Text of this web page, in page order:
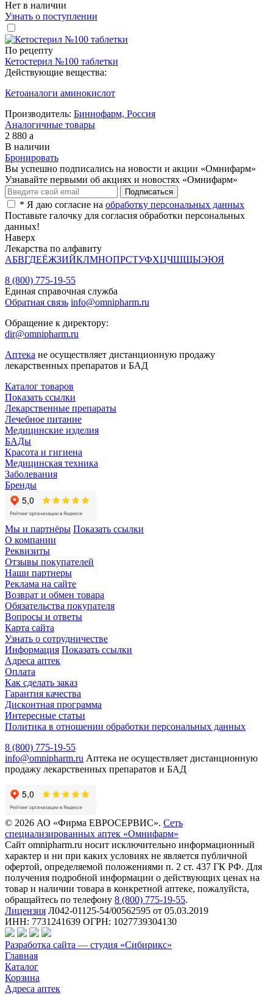
Нет в наличии
Узнать о поступлении
По рецепту
Кетостерил №100 таблетки
Действующие вещества:
Кетоаналоги аминокислот
Производитель: Биннофарм, Россия
Аналогичные товары
2 880 a
В наличии
Бронировать
Вы успешно подписались на новости и акции «Омнифарм»
Узнавайте первыми об акциях и новостях «Омнифарм»
* Я даю согласие на обработку персональных данных
Поставьте галочку для согласия обработки персональных
данных!
Наверх
Лекарства по алфавиту
АБВГДЕЁЖЗИЙКЛМНОПРСТУФХЦЧШЩЫЭЮЯ
8 (800) 775-19-55
Единая справочная служба
Обратная связь info@omnipharm.ru
Обращение к директору:
dir@omnipharm.ru
Аптека не осуществляет дистанционную продажу
лекарственных препаратов и БАД
Каталог товаров
Показать ссылки
Лекарственные препараты
Лечебное питание
Медицинские изделия
БАДы
Красота и гигиена
Медицинская техника
Заболевания
Бренды
Мы и партнёры Показать ссылки
О компании
Реквизиты
Отзывы покупателей
Наши партнеры
Реклама на сайте
Возврат и обмен товара
Обязательства покупателя
Вопросы и ответы
Карта сайта
Узнать о сотрудничестве
Информация Показать ссылки
Адреса аптек
Оплата
Как сделать заказ
Гарантия качества
Дисконтная программа
Интересные статьи
Политика в отношении обработки персональных данных
8 (800) 775-19-55
info@omnipharm.ru Аптека не осуществляет дистанционную
продажу лекарственных препаратов и БАД
© 2026 АО «Фирма ЕВРОСЕРВИС». Сеть
специализированных аптек «Омнифарм»
Сайт omnipharm.ru носит исключительно информационный
характер и ни при каких условиях не является публичной
офертой, определяемой положениями п. 2 ст. 437 ГК РФ. Для
получения подробной информации о действующих ценах на
товар и наличии товара в конкретной аптеке, пожалуйста,
обращайтесь по телефону 8 (800) 775-19-55.
Лицензия Л042-01125-54/00562595 от 05.03.2019
ИНН: 7731241639 ОГРН: 1027739304130
Разработка сайта — студия «Сибирикс»
Главная
Каталог
Корзина
Адреса аптек